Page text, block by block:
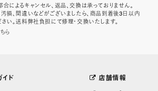
によるキャンセル、返品、交換は承っておりません。
損、間違いなどがございましたら、商品到着後3日以内
い。送料弊社負担にて修理・交換いたします。
ら
ド
店舗情報